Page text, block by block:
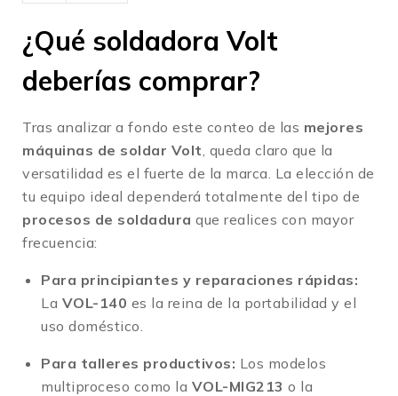
¿Qué soldadora Volt
deberías comprar?
Tras analizar a fondo este conteo de las mejores
máquinas de soldar Volt , queda claro que la
versatilidad es el fuerte de la marca. La elección de
tu equipo ideal dependerá totalmente del tipo de
procesos de soldadura que realices con mayor
frecuencia:
Para principiantes y reparaciones rápidas:
La VOL-140 es la reina de la portabilidad y el
uso doméstico.
Para talleres productivos: Los modelos
multiproceso como la VOL-MIG213 o la